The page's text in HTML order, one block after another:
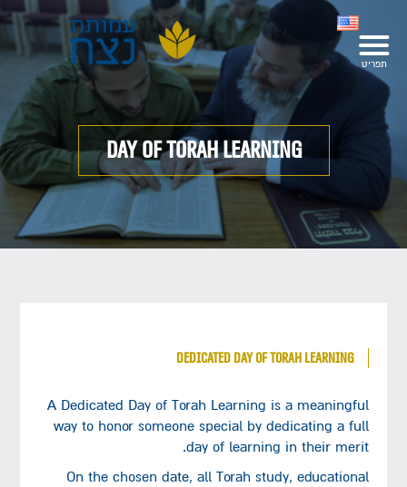
DAY OF TORAH LEARNING
DEDICATED DAY OF TORAH LEARNING
A Dedicated Day of Torah Learning is a meaningful
way to honor someone special by dedicating a full
day of learning in their merit.
On the chosen date, all Torah study, educational